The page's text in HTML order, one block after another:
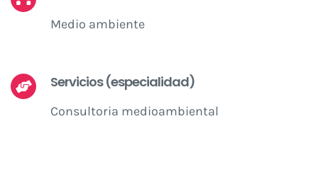
Medio ambiente
Servicios (especialidad)
Consultoria medioambiental